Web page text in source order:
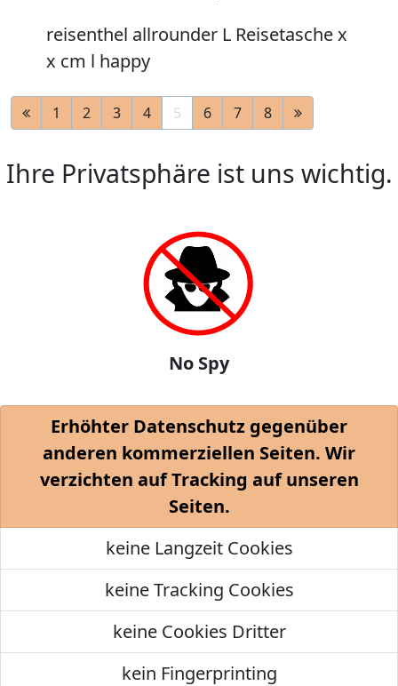
reisenthel allrounder L Reisetasche x
x cm l happy
1 2 3 4 5 6 7 8
Ihre Privatsphäre ist uns wichtig.
No Spy
Erhöhter Datenschutz gegenüber
anderen kommerziellen Seiten. Wir
verzichten auf Tracking auf unseren
Seiten.
keine Langzeit Cookies
keine Tracking Cookies
keine Cookies Dritter
kein Fingerprinting